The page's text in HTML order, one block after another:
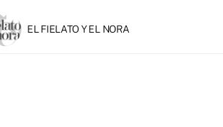
EL FIELATO Y EL NORA